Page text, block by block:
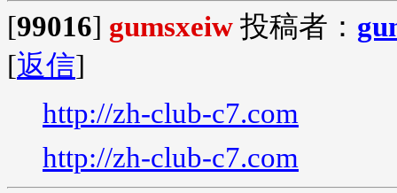
[99016] gumsxeiw 投稿者：
[返信]
http://zh-club-c7.com
http://zh-club-c7.com